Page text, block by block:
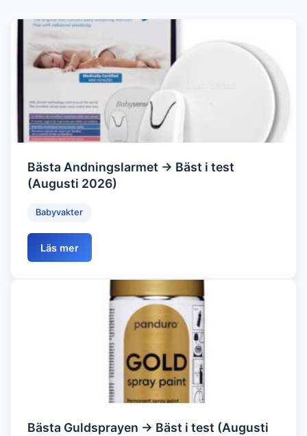
Bästa Andningslarmet → Bäst i test
(Augusti 2026)
Babyvakter
Läs mer
Bästa Guldsprayen → Bäst i test (Augusti